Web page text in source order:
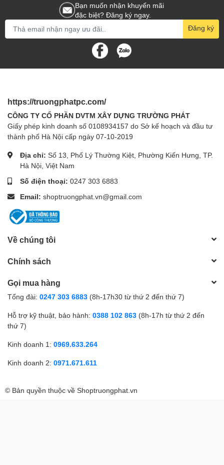
Bạn muốn nhận khuyến mãi
đặc biệt? Đăng ký ngay.
Đăng ký
https://truongphatpc.com/
CÔNG TY CỔ PHẦN DVTM XÂY DỰNG TRƯỜNG PHÁT
Giấy phép kinh doanh số 0108934157 do Sở kế hoạch và đầu tư
thành phố Hà Nội cấp ngày 07-10-2019
Địa chỉ: Số 13, Phố Lý Thường Kiệt, Phường Kiến Hưng, TP.
Hà Nội, Việt Nam
Số điện thoại: 0247 303 6883
Email: shoptruongphat.vn@gmail.com
Về chúng tôi
Chính sách
Gọi mua hàng
Tổng đài: 0247 303 6883 (8h-17h30 từ thứ 2 đến thứ 7)
Hỗ trợ kỹ thuật, bảo hành: 0388 102 863 (8h-17h từ thứ 2 đến
thứ 7)
Kinh doanh 1: 0969.633.264
Kinh doanh 2: 0971.671.611
© Bản quyền thuộc về Shoptruongphat.vn